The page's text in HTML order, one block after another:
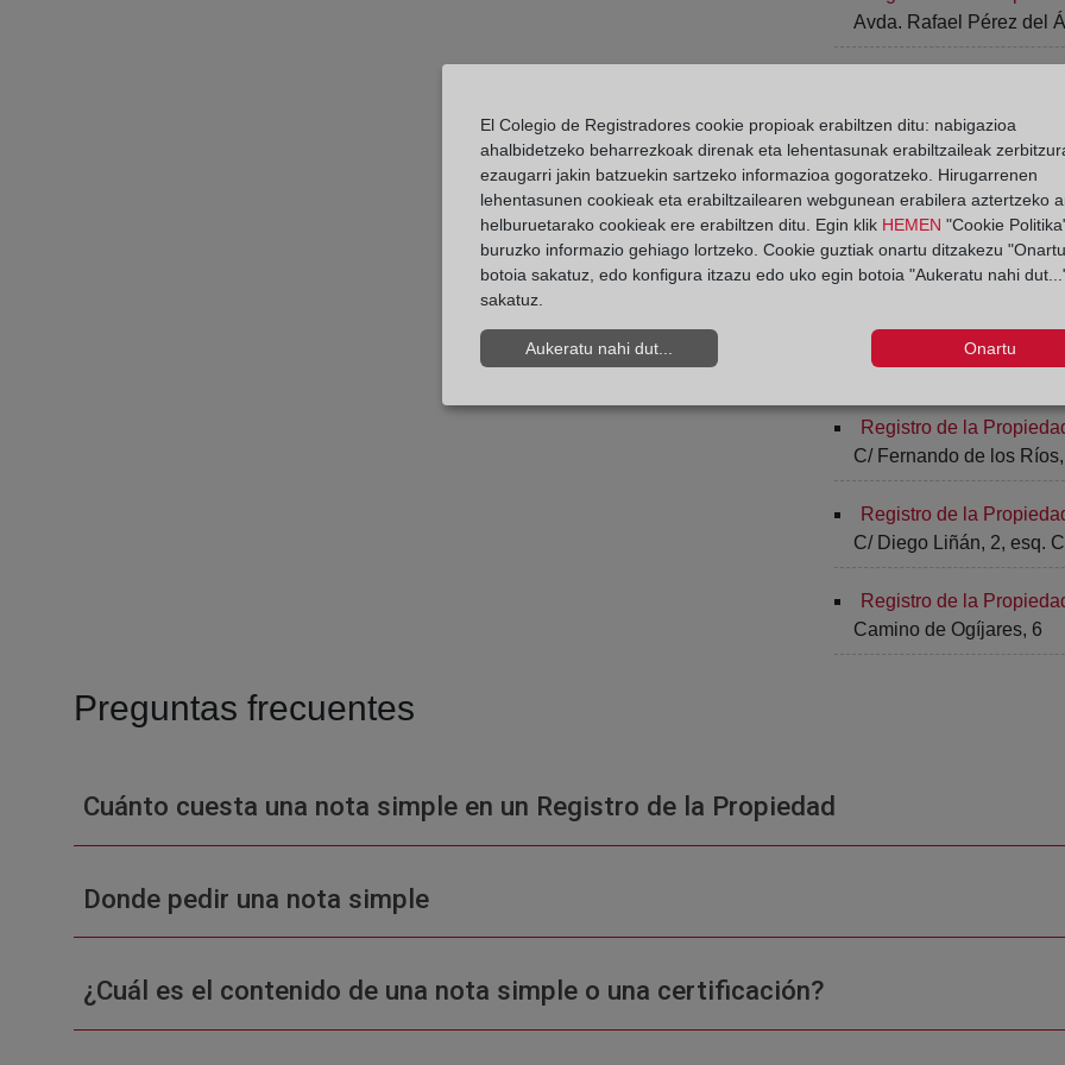
Avda. Rafael Pérez del
Registro de la
Registro de la
C/ Río Mundo, Edif.
Registro de la
C/ Río Mundo, Edif.
Registro de la
Miguel de Cervantes, 2
Registro de la
C/ Fernando de los
Registro de la
C/ Diego Liñán, 2, esq.
Registro de la
Camino de Ogíjares, 6
Preguntas frecuentes
Cuánto cuesta una nota simple en un Registro de la Propiedad
Donde pedir una nota simple
¿Cuál es el contenido de una nota simple o una certificación?
El Colegio de Registradores cookie propioak erabiltzen ditu: nabigazioa
ahalbidetzeko beharrezkoak direnak eta lehentasunak erabiltzaileak
ezaugarri jakin batzuekin sartzeko informazioa gogoratzeko. Hirugarrenen
lehentasunen cookieak eta erabiltzailearen webgunean erabilera aztertzeko
helburuetarako cookieak ere erabiltzen ditu. Egin klik HEMEN "Cookie
buruzko informazio gehiago lortzeko. Cookie guztiak onartu ditzakezu
botoia sakatuz, edo konfigura itzazu edo uko egin botoia "Aukeratu nahi
sakatuz.
Aukeratu nahi dut... Onartu